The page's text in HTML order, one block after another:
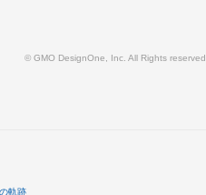
© GMO DesignOne, Inc. All Rights reserved.
軌跡